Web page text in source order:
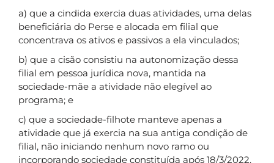
a) que a cindida exercia duas atividades, uma delas
beneficiária do Perse e alocada em filial que
concentrava os ativos e passivos a ela vinculados;
b) que a cisão consistiu na autonomização dessa
filial em pessoa jurídica nova, mantida na
sociedade-mãe a atividade não elegível ao
programa; e
c) que a sociedade-filhote manteve apenas a
atividade que já exercia na sua antiga condição de
filial, não iniciando nenhum novo ramo ou
incorporando sociedade constituída após 18/3/2022.